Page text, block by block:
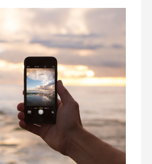
PUBBLICAZIONI